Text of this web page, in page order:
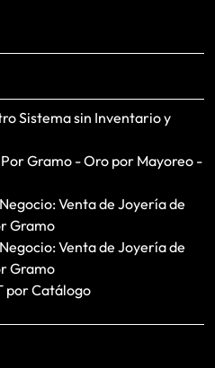
Sistema sin Inventario y
Gramo - Oro por Mayoreo -
Venta de Joyería de
Gramo
Venta de Joyería de
Gramo
por Catálogo